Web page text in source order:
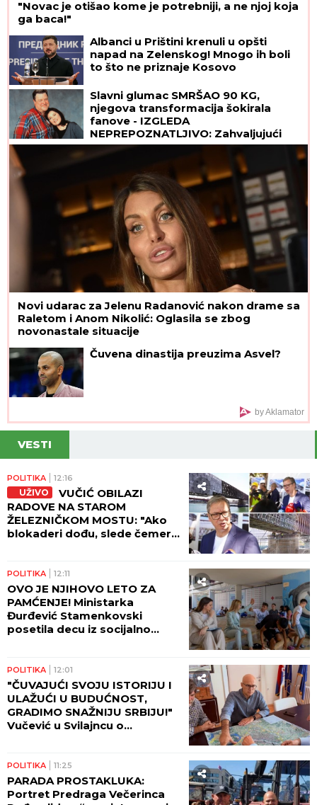
"Novac je otišao kome je potrebniji, a ne njoj koja
ga baca!"
Albanci u Prištini krenuli u opšti
napad na Zelenskog! Mnogo ih boli
to što ne priznaje Kosovo
Slavni glumac SMRŠAO 90 KG,
njegova transformacija šokirala
fanove - IZGLEDA
NEPREPOZNATLJIVO: Zahvaljujući
ovom režimu uspeo je da se
PREPOLOVI
Novi udarac za Jelenu Radanović nakon drame sa
Raletom i Anom Nikolić: Oglasila se zbog
novonastale situacije
Čuvena dinastija preuzima Asvel?
by Aklamator
VESTI
POLITIKA 12:16
UŽIVO
RADOVE NA STAROM
ŽELEZNIČKOM MOSTU: "Ako
blokaderi dođu, slede čemer,
POLITIKA 12:11
OVO JE NJIHOVO LETO ZA
PAMĆENJE! Ministarka
Đurđević Stamenkovski
posetila decu iz socijalno
Baošićima!
POLITIKA 12:01
"ČUVAJUĆI SVOJU ISTORIJU I
ULAŽUĆI U BUDUĆNOST,
GRADIMO SNAŽNIJU SRBIJU!"
Vučević u Svilajncu o
POLITIKA 11:25
PARADA PROSTAKLUKA:
Portret Predraga Večerinca